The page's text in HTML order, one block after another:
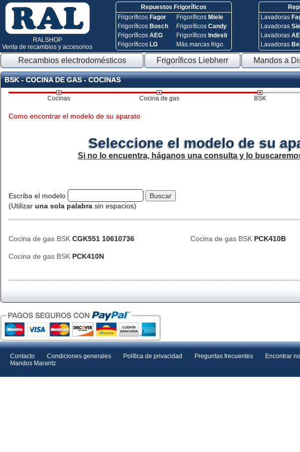
RALSHOP
Venta de recambios y accesorios
Repuestos Frigoríficos
Frigoríficos Fagor
Frigoríficos Bosch
FrigoríficosAEG
Frigoríficos LG
Frigoríficos Miele
FrigoríficosCandy
Frigoríficos Indesit
Más marcas frigo.
Lavadoras
Lavadoras
Lavadoras
Lavadoras
Recambios electrodomésticos Frigoríficos Liebherr Mandos a
BSK - COCINA DE GAS - COCINAS
Cocinas Cocina de gas BSK
Como encontrar el modelo de su aparato
Seleccione el modelo de su
Si no lo encuentra, háganos una consulta y lo
Escriba el modelo
(Utilizar una sola palabra sin espacios)
Cocina de gas BSK CGK551 10610736 Cocina de gas BSK PCK410B
Cocina de gas BSK PCK410N
Contacto Condiciones generales Política de privacidad Preguntas frecuentes Encontrar
Mandos Marantz